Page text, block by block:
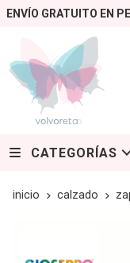
ENVÍO GRATUITO EN
CATEGORÍAS
inicio calzado